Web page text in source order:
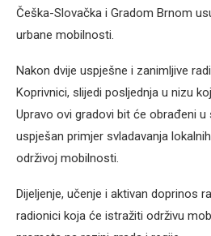
Češka-Slovačka i Gradom Brnom
urbane mobilnosti.
Nakon dvije uspješne i zanimljive
Koprivnici, slijedi posljednja u nizu
Upravo ovi gradovi bit će obrađeni
uspješan primjer svladavanja
održivoj mobilnosti.
Dijeljenje, učenje i aktivan doprinos
radionici koja će istražiti održivu